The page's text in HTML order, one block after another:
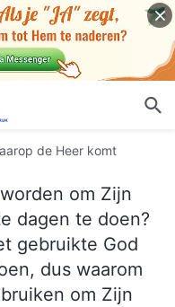
de Heer komt
om Zijn
dagen te doen?
gebruikte God
dus waarom
om Zijn